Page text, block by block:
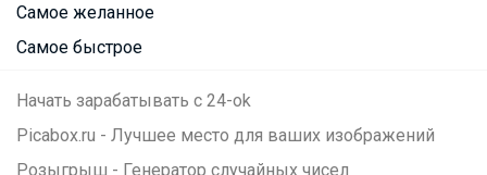
Самое желанное
Самое быстрое
Начать зарабатывать с 24-ok
Picabox.ru - Лучшее место для ваших изображений
Розыгрыш - Генератор случайных чисел